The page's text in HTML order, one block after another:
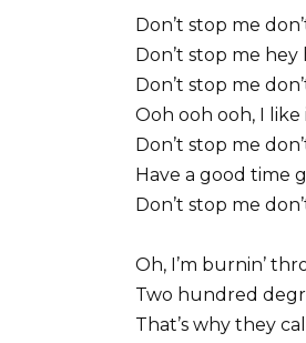
Don’t stop me
Don’t stop me hey
Don’t stop me
Ooh ooh ooh, I like
Don’t stop me
Have a good time
Don’t stop me
Oh, I’m burnin’
Two hundred
That’s why they